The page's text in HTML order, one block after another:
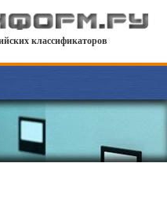
классификаторов